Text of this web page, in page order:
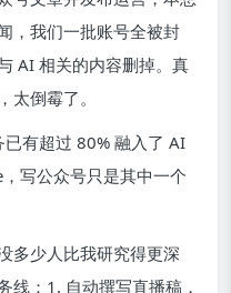
，我们一批账号全被封
AI 相关的内容删掉。真
倒霉了。
有超过 80% 融入了 AI
写公众号只是其中一个
多少人比我研究得更深
线：1. 自动撰写直播稿，